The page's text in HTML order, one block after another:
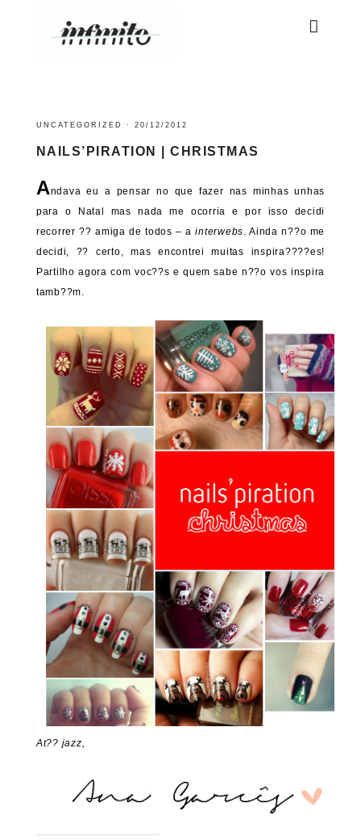
UNCATEGORIZED · 20/12/2012
NAILS’PIRATION | CHRISTMAS
Andava eu a pensar no que fazer nas minhas unhas
para o Natal mas nada me ocorria e por isso decidi
recorrer ?? amiga de todos – ainterwebs. Ainda n??o me
decidi, ?? certo, mas encontrei muitas inspira????es!
Partilho agora com voc??s e quem sabe n??o vos inspira
tamb??m.
At?? jazz,